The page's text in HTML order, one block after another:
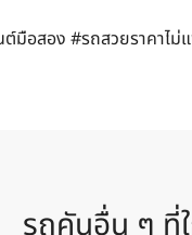
มือสอง #รถสวยราคาไม่